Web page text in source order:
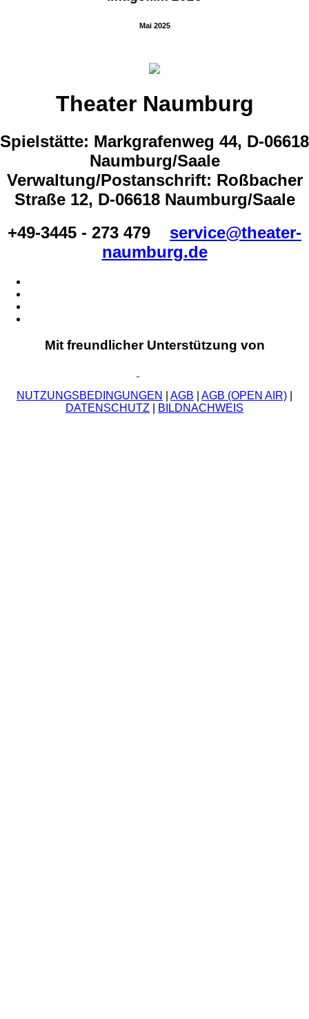
Mai 2025
Theater Naumburg
Spielstätte: Markgrafenweg 44, D-06618
Naumburg/Saale
Verwaltung/Postanschrift: Roßbacher
Straße 12, D-06618 Naumburg/Saale
+49-3445 - 273 479
service@theater-
naumburg.de
Mit freundlicher Unterstützung von
NUTZUNGSBEDINGUNGEN AGB AGB (OPEN AIR)
DATENSCHUTZ
BILDNACHWEIS